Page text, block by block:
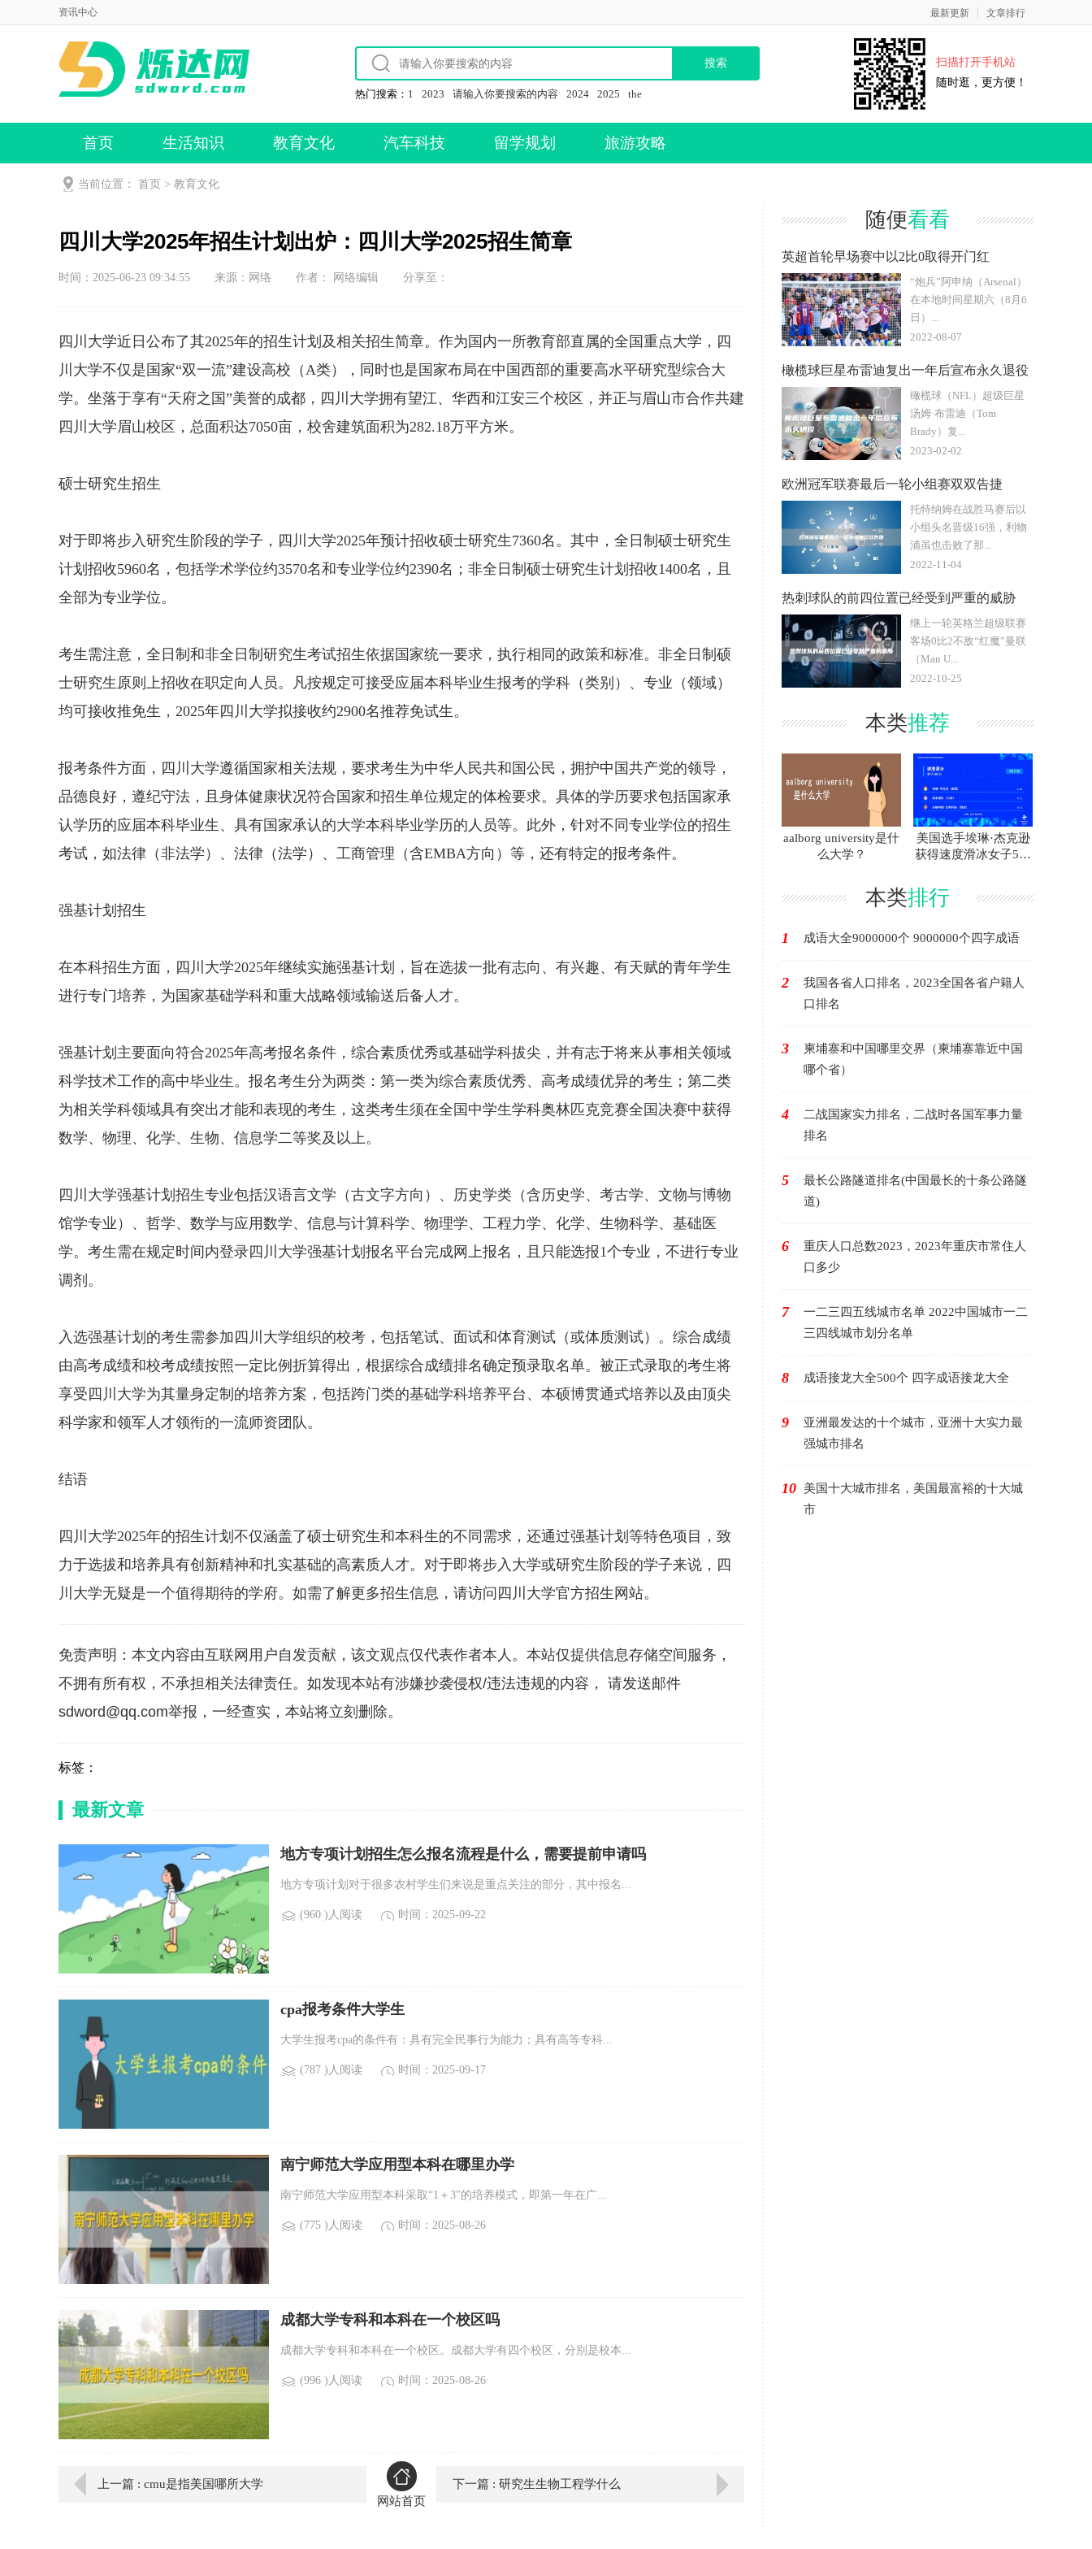
资讯中心 最新更新 文章排行
热门搜索： 1 2023 请输入你要搜索的内容 2024 2025 the
扫描打开手机站
随时逛，更方便！
首页 生活知识 教育文化 汽车科技 留学规划 旅游攻略
当前位置： 首页 > 教育文化
四川大学2025年招生计划出炉：四川大学2025招生简章
时间：2025-06-23 09:34:55 来源： 网络 作者： 网络编辑 分享至：
四川大学近日公布了其2025年的招生计划及相关招生简章。作为国内一所教育部直属的全国重点大学，四
川大学不仅是国家“双一流”建设高校（A类），同时也是国家布局在中国西部的重要高水平研究型综合大
学。坐落于享有“天府之国”美誉的成都，四川大学拥有望江、华西和江安三个校区，并正与眉山市合作共建
四川大学眉山校区，总面积达7050亩，校舍建筑面积为282.18万平方米。
硕士研究生招生
对于即将步入研究生阶段的学子，四川大学2025年预计招收硕士研究生7360名。其中，全日制硕士研究生
计划招收5960名，包括学术学位约3570名和专业学位约2390名；非全日制硕士研究生计划招收1400名，且
全部为专业学位。
考生需注意，全日制和非全日制研究生考试招生依据国家统一要求，执行相同的政策和标准。非全日制硕
士研究生原则上招收在职定向人员。凡按规定可接受应届本科毕业生报考的学科（类别）、专业（领域）
均可接收推免生，2025年四川大学拟接收约2900名推荐免试生。
报考条件方面，四川大学遵循国家相关法规，要求考生为中华人民共和国公民，拥护中国共产党的领导，
品德良好，遵纪守法，且身体健康状况符合国家和招生单位规定的体检要求。具体的学历要求包括国家承
认学历的应届本科毕业生、具有国家承认的大学本科毕业学历的人员等。此外，针对不同专业学位的招生
考试，如法律（非法学）、法律（法学）、工商管理（含EMBA方向）等，还有特定的报考条件。
强基计划招生
在本科招生方面，四川大学2025年继续实施强基计划，旨在选拔一批有志向、有兴趣、有天赋的青年学生
进行专门培养，为国家基础学科和重大战略领域输送后备人才。
强基计划主要面向符合2025年高考报名条件，综合素质优秀或基础学科拔尖，并有志于将来从事相关领域
科学技术工作的高中毕业生。报名考生分为两类：第一类为综合素质优秀、高考成绩优异的考生；第二类
为相关学科领域具有突出才能和表现的考生，这类考生须在全国中学生学科奥林匹克竞赛全国决赛中获得
数学、物理、化学、生物、信息学二等奖及以上。
四川大学强基计划招生专业包括汉语言文学（古文字方向）、历史学类（含历史学、考古学、文物与博物
馆学专业）、哲学、数学与应用数学、信息与计算科学、物理学、工程力学、化学、生物科学、基础医
学。考生需在规定时间内登录四川大学强基计划报名平台完成网上报名，且只能选报1个专业，不进行专业
调剂。
入选强基计划的考生需参加四川大学组织的校考，包括笔试、面试和体育测试（或体质测试）。综合成绩
由高考成绩和校考成绩按照一定比例折算得出，根据综合成绩排名确定预录取名单。被正式录取的考生将
享受四川大学为其量身定制的培养方案，包括跨门类的基础学科培养平台、本硕博贯通式培养以及由顶尖
科学家和领军人才领衔的一流师资团队。
结语
四川大学2025年的招生计划不仅涵盖了硕士研究生和本科生的不同需求，还通过强基计划等特色项目，致
力于选拔和培养具有创新精神和扎实基础的高素质人才。对于即将步入大学或研究生阶段的学子来说，四
川大学无疑是一个值得期待的学府。如需了解更多招生信息，请访问四川大学官方招生网站。
免责声明：本文内容由互联网用户自发贡献，该文观点仅代表作者本人。本站仅提供信息存储空间服务，
不拥有所有权，不承担相关法律责任。如发现本站有涉嫌抄袭侵权/违法违规的内容， 请发送邮件
sdword@qq.com举报，一经查实，本站将立刻删除。
标签：
最新文章
地方专项计划招生怎么报名流程是什么，需要提前申请吗
地方专项计划对于很多农村学生们来说是重点关注的部分，其中报名...
(960 )人阅读 时间：2025-09-22
cpa报考条件大学生
大学生报考cpa的条件有：具有完全民事行为能力；具有高等专科...
(787 )人阅读 时间：2025-09-17
南宁师范大学应用型本科在哪里办学
南宁师范大学应用型本科采取“1＋3”的培养模式，即第一年在广...
(775 )人阅读 时间：2025-08-26
成都大学专科和本科在一个校区吗
成都大学专科和本科在一个校区。成都大学有四个校区，分别是校本...
(996 )人阅读 时间：2025-08-26
上一篇 : cmu是指美国哪所大学
网站首页
下一篇 : 研究生生物工程学什么
随便看看
英超首轮早场赛中以2比0取得开门红
“炮兵”阿申纳（Arsenal）
在本地时间星期六（8月6
日）...
2022-08-07
橄榄球巨星布雷迪复出一年后宣布永久退役
橄榄球（NFL）超级巨星
汤姆·布雷迪（Tom
Brady）复...
2023-02-02
欧洲冠军联赛最后一轮小组赛双双告捷
托特纳姆在战胜马赛后以
小组头名晋级16强，利物
浦虽也击败了那...
2022-11-04
热刺球队的前四位置已经受到严重的威胁
继上一轮英格兰超级联赛
客场0比2不敌“红魔”曼联
（Man U...
2022-10-25
本类推荐
aalborg university是什
么大学？
美国选手埃琳·杰克逊
获得速度滑冰女子500
本类排行
1 成语大全9000000个 9000000个四字成语
2
我国各省人口排名，2023全国各省户籍人
口排名
3
柬埔寨和中国哪里交界（柬埔寨靠近中国
哪个省）
4
二战国家实力排名，二战时各国军事力量
排名
5
最长公路隧道排名(中国最长的十条公路隧
道)
6
重庆人口总数2023，2023年重庆市常住人
口多少
7
一二三四五线城市名单 2022中国城市一二
三四线城市划分名单
8 成语接龙大全500个 四字成语接龙大全
9
亚洲最发达的十个城市，亚洲十大实力最
强城市排名
10
美国十大城市排名，美国最富裕的十大城
市